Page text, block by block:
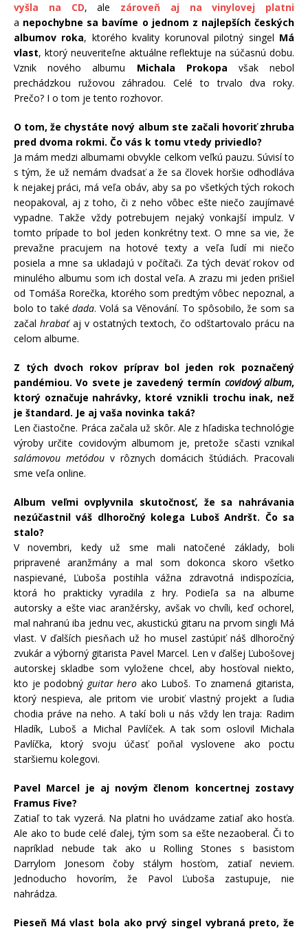
vyšla na CD, ale zároveň aj na vinylovej platni
a nepochybne sa bavíme o jednom z najlepších českých
albumov roka, ktorého kvality korunoval pilotný singel Má
vlast, ktorý neuveriteľne aktuálne reflektuje na súčasnú dobu.
Vznik nového albumu Michala Prokopa však nebol
prechádzkou ružovou záhradou. Celé to trvalo dva roky.
Prečo? I o tom je tento rozhovor.
O tom, že chystáte nový album ste začali hovoriť zhruba
pred dvoma rokmi. Čo vás k tomu vtedy priviedlo?
Ja mám medzi albumami obvykle celkom veľkú pauzu. Súvisí to
s tým, že už nemám dvadsať a že sa človek horšie odhodláva
k nejakej práci, má veľa obáv, aby sa po všetkých tých rokoch
neopakoval, aj z toho, či z neho vôbec ešte niečo zaujímavé
vypadne. Takže vždy potrebujem nejaký vonkajší impulz. V
tomto prípade to bol jeden konkrétny text. O mne sa vie, že
prevažne pracujem na hotové texty a veľa ľudí mi niečo
posiela a mne sa ukladajú v počítači. Za tých deväť rokov od
minulého albumu som ich dostal veľa. A zrazu mi jeden prišiel
od Tomáša Rorečka, ktorého som predtým vôbec nepoznal, a
bolo to takédada. Volá sa Věnování. To spôsobilo, že som sa
začal hrabaťaj v ostatných textoch, čo odštartovalo prácu na
celom albume.
Z tých dvoch rokov príprav bol jeden rok poznačený
pandémiou. Vo svete je zavedený termín covidový album,
ktorý označuje nahrávky, ktoré vznikli trochu inak, než
je štandard. Je aj vaša novinka taká?
Len čiastočne. Práca začala už skôr. Ale z hľadiska technológie
výroby určite covidovým albumom je, pretože sčasti vznikal
salámovou metódouv rôznych domácich štúdiách. Pracovali
sme veľa online.
Album veľmi ovplyvnila skutočnosť, že sa nahrávania
nezúčastnil váš dlhoročný kolega Luboš Andršt. Čo sa
stalo?
V novembri, kedy už sme mali natočené základy, boli
pripravené aranžmány a mal som dokonca skoro všetko
naspievané, Ľuboša postihla vážna zdravotná indispozícia,
ktorá ho prakticky vyradila z hry. Podieľa sa na albume
autorsky a ešte viac aranžérsky, avšak vo chvíli, keď ochorel,
mal nahranú iba jednu vec, akustickú gitaru na prvom singli Má
vlast. V ďalších piesňach už ho musel zastúpiť náš dlhoročný
zvukár a výborný gitarista Pavel Marcel. Len v ďalšej Ľubošovej
autorskej skladbe som vyložene chcel, aby hosťoval niekto,
kto je podobný guitar hero ako Luboš. To znamená gitarista,
ktorý nespieva, ale pritom vie urobiť vlastný projekt a ľudia
chodia práve na neho. A takí boli u nás vždy len traja: Radim
Hladík, Luboš a Michal Pavlíček. A tak som oslovil Michala
Pavlíčka, ktorý svoju účasť poňal vyslovene ako poctu
staršiemu kolegovi.
Pavel Marcel je aj novým členom koncertnej zostavy
Framus Five?
Zatiaľ to tak vyzerá. Na platni ho uvádzame zatiaľ ako hosťa.
Ale ako to bude celé ďalej, tým som sa ešte nezaoberal. Či to
napríklad nebude tak ako u Rolling Stones s basistom
Darrylom Jonesom čoby stálym hosťom, zatiaľ neviem.
Jednoducho hovorím, že Pavol Ľuboša zastupuje, nie
nahrádza.
Pieseň Má vlast bola ako prvý singel vybraná preto, že